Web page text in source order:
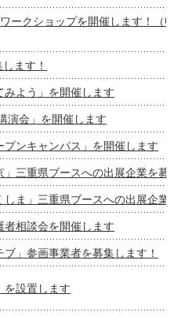
ークショップを開催します！（
ます！
よう」を開催します
演会」を開催します
プンキャンパス」を開催します
」三重県ブースへの出展企業を募
しま」三重県ブースへの出展企業
相談会を開催します
」参画事業者を募集します！
を設置します